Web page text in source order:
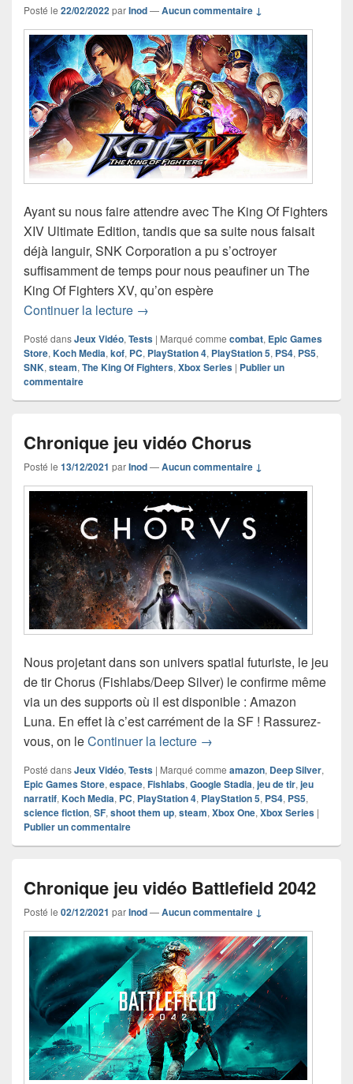
Posté le 22/02/2022 parInod—Aucun commentaire ↓
Ayant su nous faire attendre avec The King Of Fighters
XIV Ultimate Edition, tandis que sa suite nous faisait
déjà languir, SNK Corporation a pu s’octroyer
suffisamment de temps pour nous peaufiner un The
King Of Fighters XV, qu’on espère
Continuer la lecture Chronique jeu vidéo The King Of
→
Posté dansJeux Vidéo, Tests | Marqué comme combat, Epic Games
Store, Koch Media, kof, PC, PlayStation 4, PlayStation 5, PS4, PS5,
SNK, steam, The King Of Fighters, Xbox Series | Publier un
commentaire
Chronique jeu vidéo Chorus
Posté le 13/12/2021 parInod—Aucun commentaire ↓
Nous projetant dans son univers spatial futuriste, le jeu
de tir Chorus (Fishlabs/Deep Silver) le confirme même
via un des supports où il est disponible : Amazon
Luna. En effet là c’est carrément de la SF ! Rassurez-
vous, on leContinuer la lecture Chronique jeu vidéo
→
Posté dansJeux Vidéo, Tests | Marqué comme amazon, Deep Silver,
Epic Games Store, espace, Fishlabs, Google Stadia, jeu de tir, jeu
narratif, Koch Media, PC, PlayStation 4, PlayStation 5, PS4, PS5,
science fiction, SF, shoot them up, steam, Xbox One, Xbox Series |
Publier un commentaire
Chronique jeu vidéo Battlefield 2042
Posté le 02/12/2021 parInod—Aucun commentaire ↓